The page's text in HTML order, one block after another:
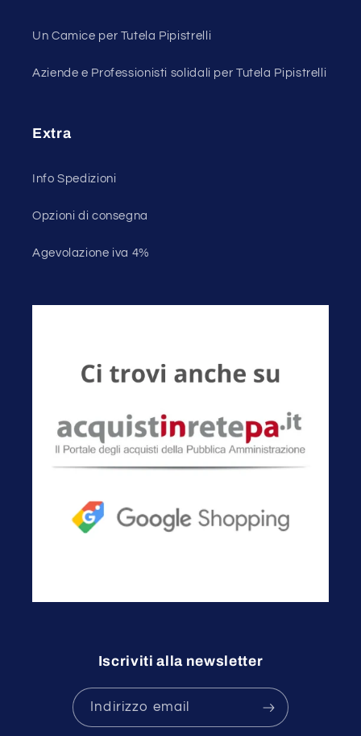
Un Camice per Tutela Pipistrelli
Aziende e Professionisti solidali per Tutela Pipistrelli
Extra
Info Spedizioni
Opzioni di consegna
Agevolazione iva 4%
Iscriviti alla newsletter
Indirizzo email